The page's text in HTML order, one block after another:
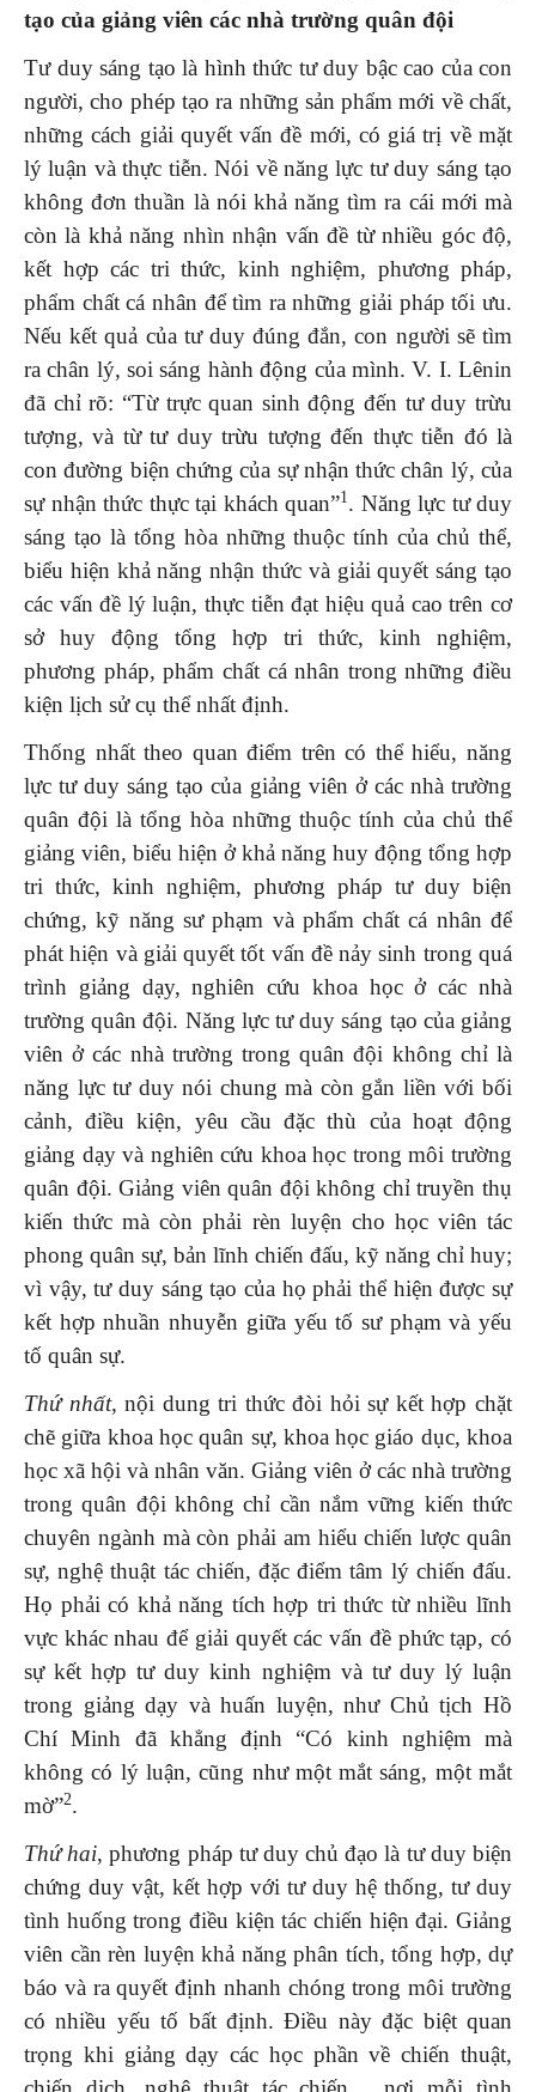
tạo của giảng viên các nhà trường quân đội
Tư duy sáng tạo là hình thức tư duy bậc cao của con
người, cho phép tạo ra những sản phẩm mới về chất,
những cách giải quyết vấn đề mới, có giá trị về mặt
lý luận và thực tiễn. Nói về năng lực tư duy sáng tạo
không đơn thuần là nói khả năng tìm ra cái mới mà
còn là khả năng nhìn nhận vấn đề từ nhiều góc độ,
kết hợp các tri thức, kinh nghiệm, phương pháp,
phẩm chất cá nhân để tìm ra những giải pháp tối ưu.
Nếu kết quả của tư duy đúng đắn, con người sẽ tìm
ra chân lý, soi sáng hành động của mình. V. I. Lênin
đã chỉ rõ: “Từ trực quan sinh động đến tư duy trừu
tượng, và từ tư duy trừu tượng đến thực tiễn đó là
con đường biện chứng của sự nhận thức chân lý, của
sự nhận thức thực tại khách quan”1. Năng lực tư duy
sáng tạo là tổng hòa những thuộc tính của chủ thể,
biểu hiện khả năng nhận thức và giải quyết sáng tạo
các vấn đề lý luận, thực tiễn đạt hiệu quả cao trên cơ
sở huy động tổng hợp tri thức, kinh nghiệm,
phương pháp, phẩm chất cá nhân trong những điều
kiện lịch sử cụ thể nhất định.
Thống nhất theo quan điểm trên có thể hiểu, năng
lực tư duy sáng tạo của giảng viên ở các nhà trường
quân đội là tổng hòa những thuộc tính của chủ thể
giảng viên, biểu hiện ở khả năng huy động tổng hợp
tri thức, kinh nghiệm, phương pháp tư duy biện
chứng, kỹ năng sư phạm và phẩm chất cá nhân để
phát hiện và giải quyết tốt vấn đề nảy sinh trong quá
trình giảng dạy, nghiên cứu khoa học ở các nhà
trường quân đội. Năng lực tư duy sáng tạo của giảng
viên ở các nhà trường trong quân đội không chỉ là
năng lực tư duy nói chung mà còn gắn liền với bối
cảnh, điều kiện, yêu cầu đặc thù của hoạt động
giảng dạy và nghiên cứu khoa học trong môi trường
quân đội. Giảng viên quân đội không chỉ truyền thụ
kiến thức mà còn phải rèn luyện cho học viên tác
phong quân sự, bản lĩnh chiến đấu, kỹ năng chỉ huy;
vì vậy, tư duy sáng tạo của họ phải thể hiện được sự
kết hợp nhuần nhuyễn giữa yếu tố sư phạm và yếu
tố quân sự.
Thứ nhất, nội dung tri thức đòi hỏi sự kết hợp chặt
chẽ giữa khoa học quân sự, khoa học giáo dục, khoa
học xã hội và nhân văn. Giảng viên ở các nhà trường
trong quân đội không chỉ cần nắm vững kiến thức
chuyên ngành mà còn phải am hiểu chiến lược quân
sự, nghệ thuật tác chiến, đặc điểm tâm lý chiến đấu.
Họ phải có khả năng tích hợp tri thức từ nhiều lĩnh
vực khác nhau để giải quyết các vấn đề phức tạp, có
sự kết hợp tư duy kinh nghiệm và tư duy lý luận
trong giảng dạy và huấn luyện, như Chủ tịch Hồ
Chí Minh đã khẳng định “Có kinh nghiệm mà
không có lý luận, cũng như một mắt sáng, một mắt
mờ”2.
Thứ hai, phương pháp tư duy chủ đạo là tư duy biện
chứng duy vật, kết hợp với tư duy hệ thống, tư duy
tình huống trong điều kiện tác chiến hiện đại. Giảng
viên cần rèn luyện khả năng phân tích, tổng hợp, dự
báo và ra quyết định nhanh chóng trong môi trường
có nhiều yếu tố bất định. Điều này đặc biệt quan
trọng khi giảng dạy các học phần về chiến thuật,